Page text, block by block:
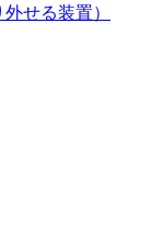
せる装置）